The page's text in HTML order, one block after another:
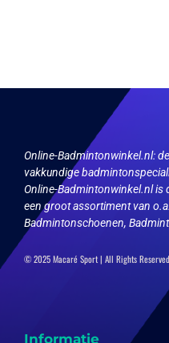
productpagina
Online-Badmintonwinkel.nl:
vakkundige
Online-Badmintonwinkel.nl is
een groot assortiment van
Badmintonschoenen,
© 2025 Macaré Sport | All Rights
Informatie